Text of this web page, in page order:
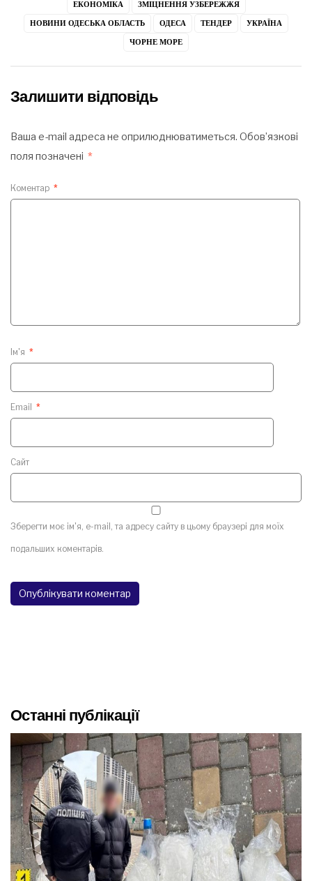
ЕКОНОМІКА
ЗМІЦНЕННЯ УЗБЕРЕЖЖЯ
НОВИНИ ОДЕСЬКА ОБЛАСТЬ
ОДЕСА ТЕНДЕР
УКРАЇНА
ЧОРНЕ МОРЕ
Залишити відповідь
Ваша e-mail адреса не оприлюднюватиметься. Обов’язкові
поля позначені *
Коментар *
Ім'я *
Email *
Сайт
Зберегти моє ім'я, e-mail, та адресу сайту в цьому браузері для моїх
подальших коментарів.
Останні публікації